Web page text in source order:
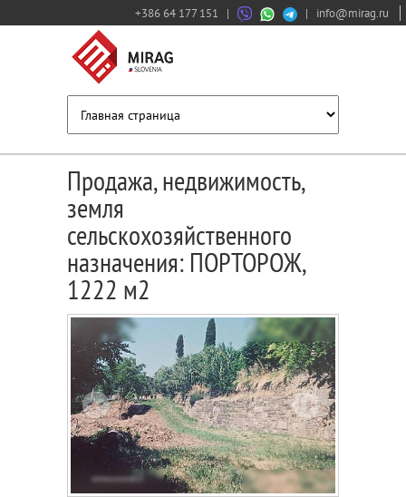
+386 64 177 151 | | info@mirag.ru
Продажа, недвижимость,
земля
сельскохозяйственного
назначения: ПОРТОРОЖ,
1222 м2